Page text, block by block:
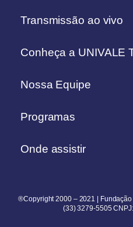
Transmissão ao vivo
Conheça a UNIVALE
Nossa Equipe
Programas
Onde assistir
®Copyright 2000 – 2021 |
(33) 3279-5505